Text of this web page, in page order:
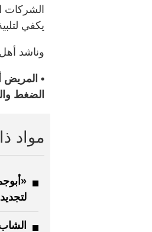
يكفي
وناشد
• المريض
الضغط
مواد